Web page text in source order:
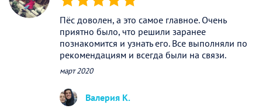
(*) (*) (*) (*) (*)
Пёс доволен, а это самое главное. Очень
приятно было, что решили заранее
познакомится и узнать его. Все выполняли по
рекомендациям и всегда были на связи.
март 2020
Валерия К.